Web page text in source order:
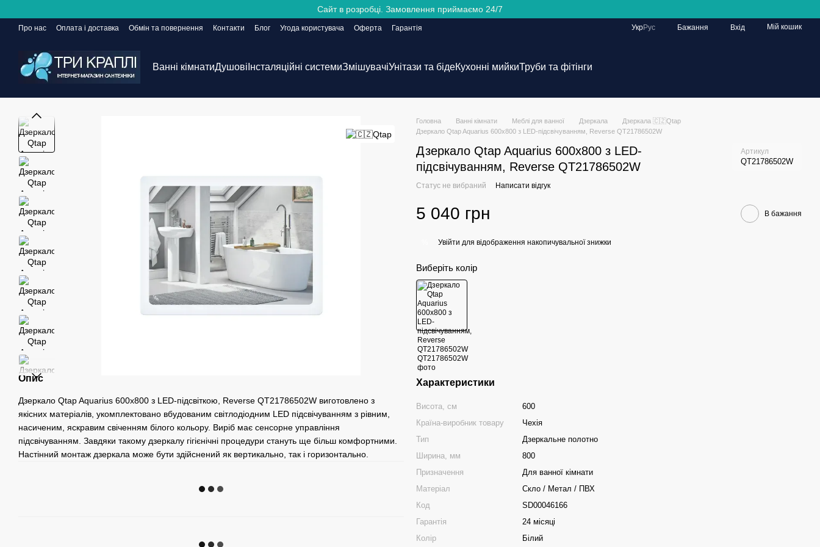
Сайт в розробці. Замовлення приймаємо 24/7
Про нас Оплата і доставка Обмін та повернення Контакти Блог Угода користувача Оферта
Гарантія
УкрРус Бажання Вхід Мій кошик
Ванні кімнатиДушові Інсталяційні системиЗмішувачіУнітази та бідеКухонні мийкиТруби та фітінги
Опис
Дзеркало Qtap Aquarius 600х800 з LED-підсвіткою, Reverse QT21786502W виготовлено з
якісних матеріалів, укомплектовано вбудованим світлодіодним LED підсвічуванням з рівним,
насиченим, яскравим свіченням білого кольору. Виріб має сенсорне управління
підсвічуванням. Завдяки такому дзеркалу гігієнічні процедури стануть ще більш комфортними.
Настінний монтаж дзеркала може бути здійснений як вертикально, так і горизонтально.
Головна Ванні кімнати Меблі для ванної Дзеркала
Дзеркала 🇨🇿Qtap
Дзеркало Qtap Aquarius 600х800 з LED-підсвічуванням, Reverse QT21786502W
Дзеркало Qtap Aquarius 600х800 з LED-
підсвічуванням, Reverse QT21786502W
Артикул
QT21786502W
Статус не вибраний Написати відгук
5 040 грн В бажання
Увійти для відображення накопичувальної знижки
Виберіть колір
Характеристики
Висота, см
600
Країна-виробник товару
Чехія
Тип
Дзеркальне полотно
Ширина, мм
800
Призначення
Для ванної кімнати
Матеріал
Скло / Метал / ПВХ
Код
SD00046166
Гарантія
24 місяці
Колір
Білий